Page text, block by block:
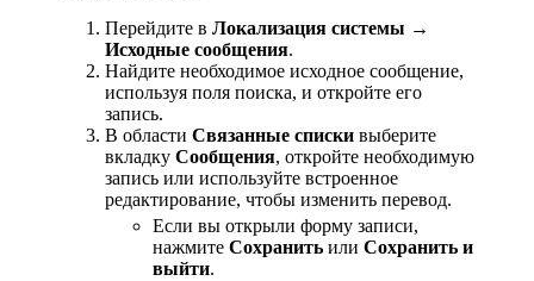
Перейдите в Локализация системы →
Исходные сообщения.
Найдите необходимое исходное сообщение,
используя поля поиска, и откройте его
запись.
В области Связанные списки выберите
вкладку Сообщения, откройте необходимую
запись или используйте встроенное
редактирование, чтобы изменить перевод.
Если вы открыли форму записи,
нажмите Сохранить или Сохранить и
выйти.